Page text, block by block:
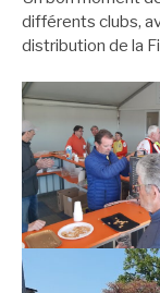
différents clubs,
distribution de la